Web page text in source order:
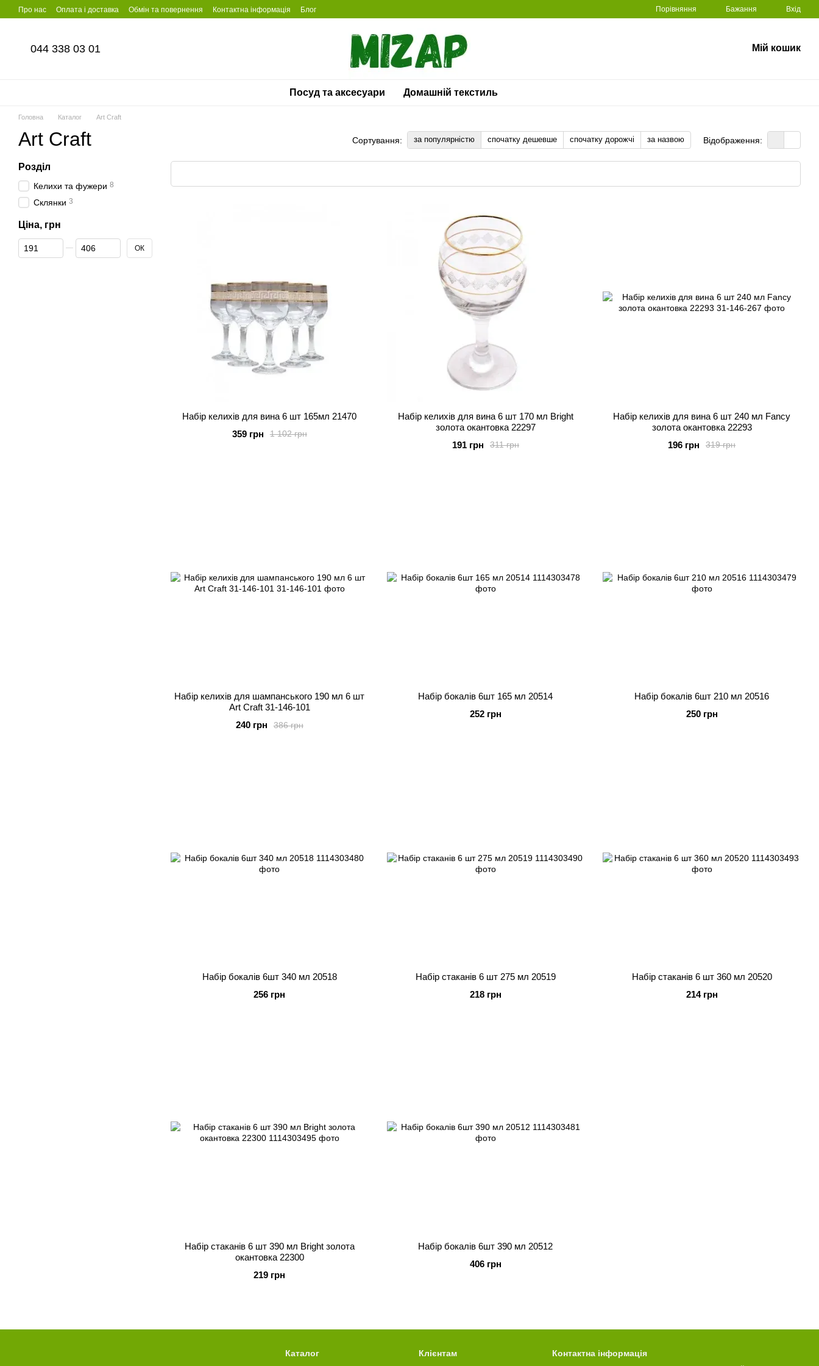
Перейти до основного контенту
Про нас Оплата і доставка Обмін та повернення Контактна інформація Блог Порівняння Бажання Вхід
044 338 03 01 Мій кошик
Посуд та аксесуари Домашній текстиль
Головна Каталог Art Craft
Art Craft Сортування: за популярністю спочатку дешевше спочатку дорожчі за назвою Відображення:
Набір келихів для вина 6 шт 165мл 21470
1 102 грн
359 грн
Набір келихів для вина 6 шт 170 мл Bright
золота окантовка 22297
311 грн
191 грн
Набір келихів для вина 6 шт 240 мл Fancy
золота окантовка 22293
319 грн
196 грн
Набір келихів для шампанського 190 мл 6 шт
Art Craft 31-146-101
386 грн
240 грн
Набір бокалів 6шт 165 мл 20514
252 грн
Набір бокалів 6шт 210 мл 20516
250 грн
Набір бокалів 6шт 340 мл 20518
256 грн
Набір стаканів 6 шт 275 мл 20519
218 грн
Набір стаканів 6 шт 360 мл 20520
214 грн
Набір стаканів 6 шт 390 мл Bright золота
окантовка 22300
219 грн
Набір бокалів 6шт 390 мл 20512
406 грн
Розділ
Келихи та фужери 8
Склянки 3
Ціна, грн
Від Ціна, грн
До Ціна, грн ОК
Каталог Клієнтам Контактна інформація